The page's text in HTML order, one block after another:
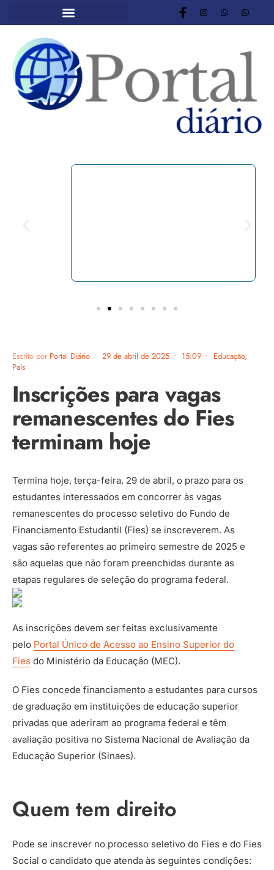
Escrito por Portal Diário • 29 de abril de 2025 • 15:09 • Educação,
País
Inscrições para vagas
remanescentes do Fies
terminam hoje
Termina hoje, terça-feira, 29 de abril, o prazo para os
estudantes interessados em concorrer às vagas
remanescentes do processo seletivo do Fundo de
Financiamento Estudantil (Fies) se inscreverem. As
vagas são referentes ao primeiro semestre de 2025 e
são aquelas que não foram preenchidas durante as
etapas regulares de seleção do programa federal.
As inscrições devem ser feitas exclusivamente
pelo Portal Único de Acesso ao Ensino Superior do
Fies do Ministério da Educação (MEC).
O Fies concede financiamento a estudantes para cursos
de graduação em instituições de educação superior
privadas que aderiram ao programa federal e têm
avaliação positiva no Sistema Nacional de Avaliação da
Educação Superior (Sinaes).
Quem tem direito
Pode se inscrever no processo seletivo do Fies e do Fies
Social o candidato que atenda às seguintes condições: